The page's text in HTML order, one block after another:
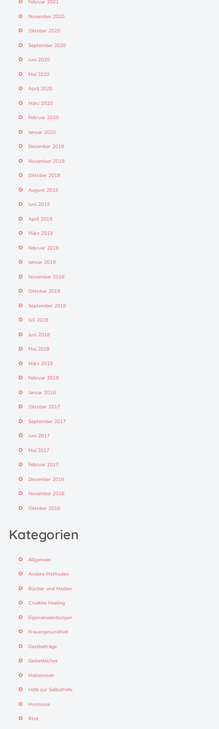
Februar 2021
November 2020
Oktober 2020
September 2020
Juni 2020
Mai 2020
April 2020
März 2020
Februar 2020
Januar 2020
Dezember 2019
November 2019
Oktober 2019
August 2019
Juni 2019
April 2019
März 2019
Februar 2019
Januar 2019
November 2018
Oktober 2018
September 2018
Juli 2018
Juni 2018
Mai 2018
März 2018
Februar 2018
Januar 2018
Oktober 2017
September 2017
Juni 2017
Mai 2017
Februar 2017
Dezember 2016
November 2016
Oktober 2016
Kategorien
Allgemein
Andere Methoden
Bücher und Medien
Creative Healing
Eigenanwendungen
Frauengesundheit
Gastbeiträge
Gedankliches
Hebammen
Hilfe zur Selbsthilfe
Hormone
Kind